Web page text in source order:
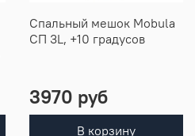
Спальный мешок Mobula
СП 3L, +10 градусов
3970 руб
В корзину